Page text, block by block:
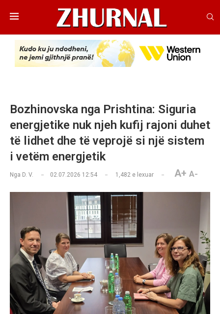
Bozhinovska nga Prishtina: Siguria
energjetike nuk njeh kufij rajoni duhet
të lidhet dhe të veprojë si një sistem
i vetëm energjetik
Nga D. V. 02.07.2026 12:54 1,482 e lexuar A+ A-